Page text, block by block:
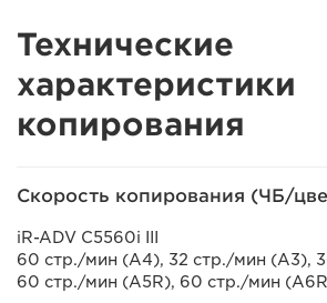
Технические
характеристики
копирования
Скорость копирования (ЧБ/
iR-ADV C5560i III
60 стр./мин (A4), 32 стр./мин (A3),
60 стр./мин (A5R), 60 стр./мин